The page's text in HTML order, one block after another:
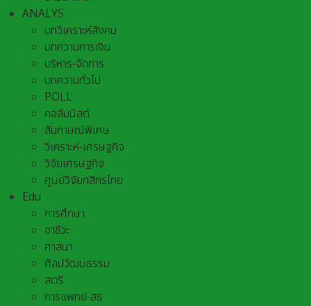
ANALYS
บทวิเคราะห์สังคม
บทความการเงิน
บริหาร-จัดการ
บทความทั่วไป
POLL
คอลัมนิสต์
สัมภาษณ์พิเศษ
วิเคราะห์-เศรษฐกิจ
วิจัยเศรษฐกิจ
ศูนย์วิจัยกสิกรไทย
Edu
การศึกษา
อาชีวะ
ศาสนา
ศิลปวัฒนธรรม
สตรี
การแพทย์-สธ